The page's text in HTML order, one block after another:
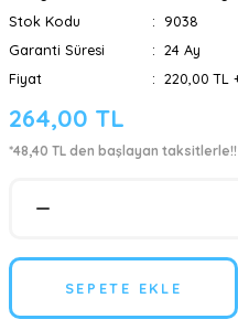
Stok Kodu
9038
Garanti Süresi
24 Ay
Fiyat
220,00 TL
264,00 TL
*48,40 TL den başlayan taksitlerle!!
SEPETE EKLE